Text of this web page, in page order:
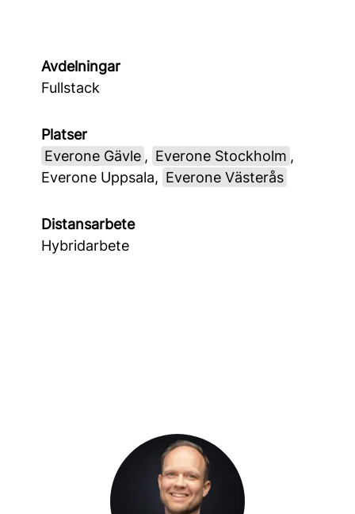
Avdelningar
Fullstack
Platser
Everone Gävle , Everone Stockholm ,
Everone Uppsala, Everone Västerås
Distansarbete
Hybridarbete